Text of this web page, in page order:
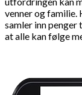
venner og familie.
samler inn penger
at alle kan følge